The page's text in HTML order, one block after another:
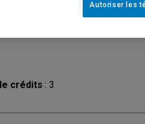
crédits : 3
Autoriser les